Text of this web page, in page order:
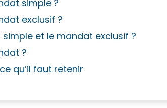
simple ?
exclusif ?
et le mandat exclusif ?
?
qu’il faut retenir